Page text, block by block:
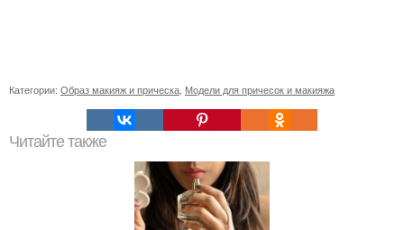
Категории: Образ макияж и прическа Модели для причесок и макияжа
Читайте также